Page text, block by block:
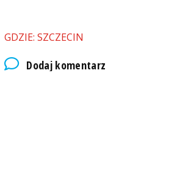
GDZIE: SZCZECIN
Dodaj komentarz